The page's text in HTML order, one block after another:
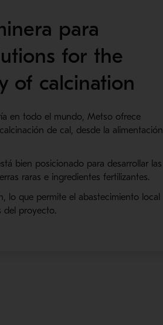
para
for the
of calcination
en todo el mundo, Metso ofrece
de cal, desde la alimentación
bien posicionado para desarrollar las
raras e ingredientes fertilizantes.
lo que permite el abastecimiento local
del proyecto.